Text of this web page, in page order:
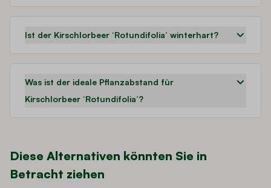
Ist der Kirschlorbeer ‘Rotundifolia’ winterhart?
Was ist der ideale Pflanzabstand für
Kirschlorbeer ‘Rotundifolia’?
Diese Alternativen könnten Sie in
Betracht ziehen